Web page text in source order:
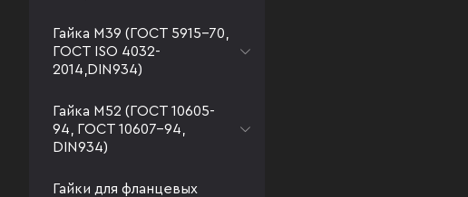
Гайка М39 (ГОСТ 5915-70,
ГОСТ ISO 4032-
2014,DIN934)
Гайка М52 (ГОСТ 10605-
94, ГОСТ 10607-94,
DIN934)
Гайки для фланцевых